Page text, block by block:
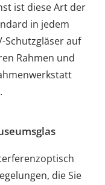
ist diese Art der
in jedem
Schutzgläser auf
Rahmen und
die Sie